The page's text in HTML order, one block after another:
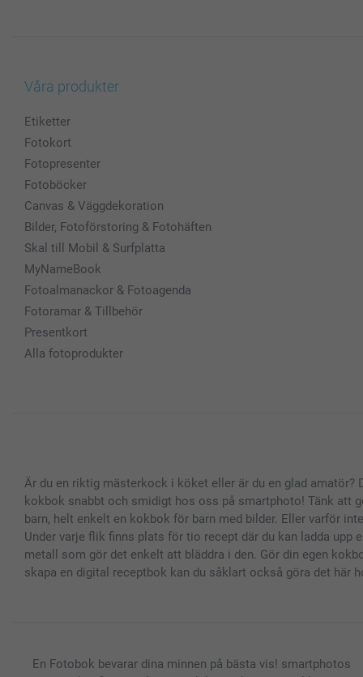
Våra produkter
Etiketter
Fotokort
Fotopresenter
Fotoböcker
Canvas & Väggdekoration
Bilder, Fotoförstoring & Fotohäften
Skal till Mobil & Surfplatta
MyNameBook
Fotoalmanackor & Fotoagenda
Fotoramar & Tillbehör
Presentkort
Alla fotoprodukter
Är du en riktig mästerkock i köket eller är du en glad amatör?
kokbok snabbt och smidigt hos oss på smartphoto! Tänk att
barn, helt enkelt en kokbok för barn med bilder. Eller varför
Under varje flik finns plats för tio recept där du kan ladda
metall som gör det enkelt att bläddra i den. Gör din egen
skapa en digital receptbok kan du såklart också göra det här
En Fotobok bevarar dina minnen på bästa vis! smartphotos